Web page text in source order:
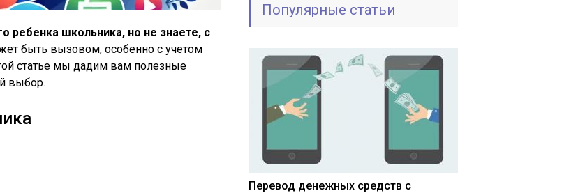
ребенка школьника, но не знаете, с
быть вызовом, особенно с учетом
статье мы дадим вам полезные
выбор.
Популярные статьи
Перевод денежных средств с